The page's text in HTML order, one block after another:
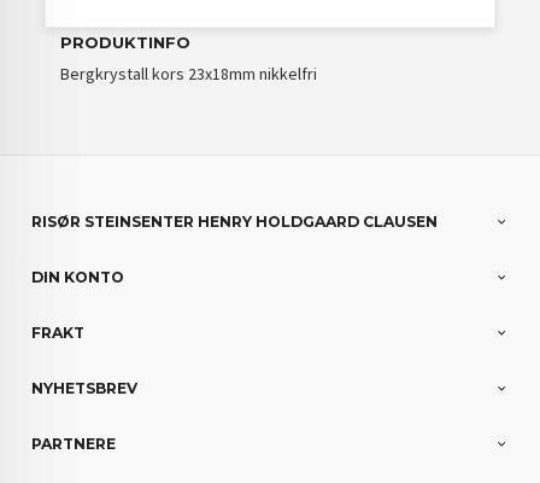
PRODUKTINFO
Bergkrystall kors 23x18mm nikkelfri
RISØR STEINSENTER HENRY HOLDGAARD CLAUSEN
DIN KONTO
FRAKT
NYHETSBREV
PARTNERE